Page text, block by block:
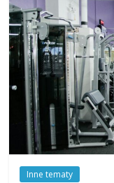
Inne tematy